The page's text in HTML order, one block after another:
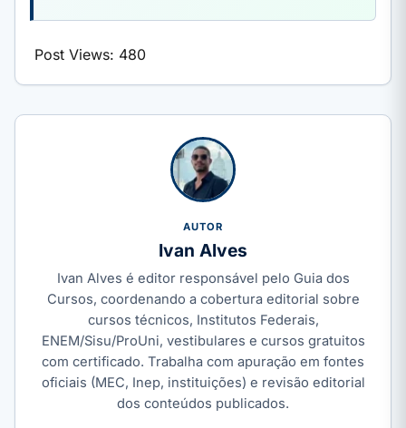
Post Views: 480
AUTOR
Ivan Alves
Ivan Alves é editor responsável pelo Guia dos
Cursos, coordenando a cobertura editorial sobre
cursos técnicos, Institutos Federais,
ENEM/Sisu/ProUni, vestibulares e cursos gratuitos
com certificado. Trabalha com apuração em fontes
oficiais (MEC, Inep, instituições) e revisão editorial
dos conteúdos publicados.